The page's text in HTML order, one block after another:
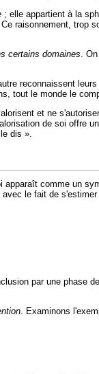
; elle appartient à la
Ce raisonnement, trop
certains domaines.
reconnaissent
tout le monde le
et ne
de soi
dis ».
comme un
le fait de s'estimer
par une phase de
. Examinons